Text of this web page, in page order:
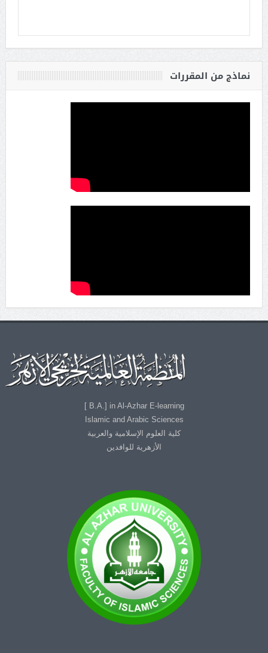
نماذج من المقررات
B.A.] in Al-Azhar E-learning ]
Islamic and Arabic Sciences
كلية العلوم الإسلامية والعربية
الأزهرية للوافدين